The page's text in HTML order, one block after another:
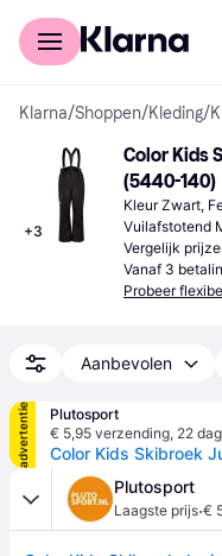
Voor shoppers
Klarna/Shoppen/Kleding/
+3
Color Kids
(5440-140)
Kleur Zwart,
Vuilafstotend
Waterdicht,
Elastische
Materiaal
Vergelijk
Vanaf 3
Probeer
Aanbevolen
advertentie
Plutosport
€ 5,95 verzending, 22
Plutosport
Laagste prijs·€